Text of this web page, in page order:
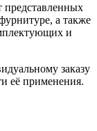
представленных
а также
и
заказу
её применения.